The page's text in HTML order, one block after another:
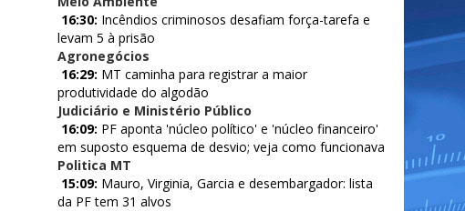
16:30: Incêndios criminosos desafiam força-tarefa e
levam 5 à prisão
Agronegócios
16:29: MT caminha para registrar a maior
produtividade do algodão
Judiciário e Ministério Público
16:09: PF aponta 'núcleo político' e 'núcleo financeiro'
em suposto esquema de desvio; veja como funcionava
Politica MT
15:09: Mauro, Virginia, Garcia e desembargador: lista
da PF tem 31 alvos